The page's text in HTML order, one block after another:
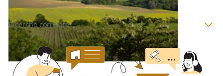
Ricerche correlate